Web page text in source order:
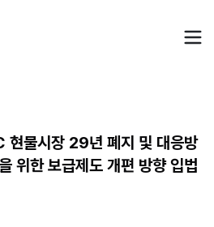
물시장 29년 폐지 및 대응방
위한 보급제도 개편 방향 입법